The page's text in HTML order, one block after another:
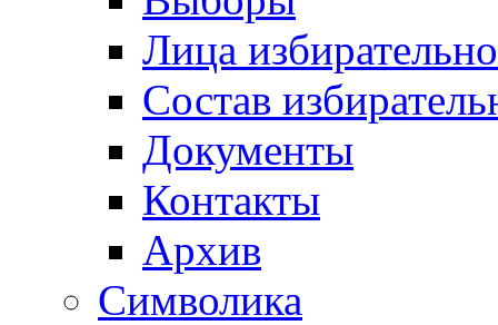
Лица
Состав
Документы
Контакты
Архив
Символика